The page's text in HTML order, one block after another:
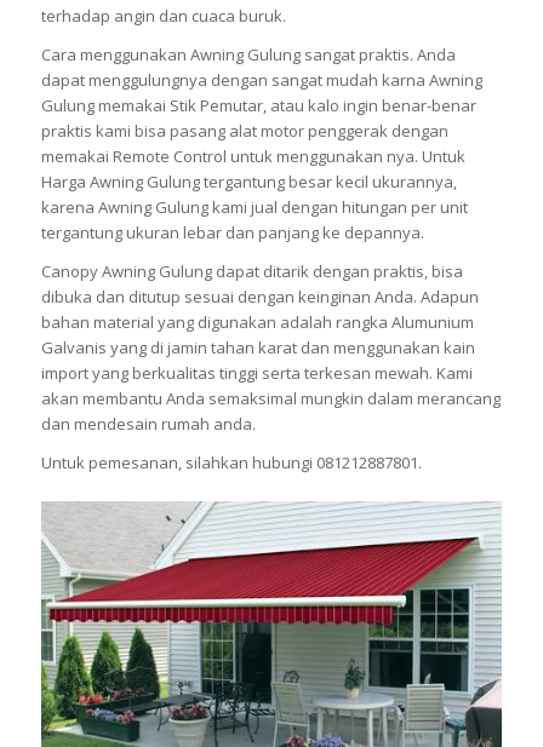
terhadap angin dan cuaca buruk.
Cara menggunakan Awning Gulung sangat praktis. Anda
dapat menggulungnya dengan sangat mudah karna Awning
Gulung memakai Stik Pemutar, atau kalo ingin benar-benar
praktis kami bisa pasang alat motor penggerak dengan
memakai Remote Control untuk menggunakan nya. Untuk
Harga Awning Gulung tergantung besar kecil ukurannya,
karena Awning Gulung kami jual dengan hitungan per unit
tergantung ukuran lebar dan panjang ke depannya.
Canopy Awning Gulung dapat ditarik dengan praktis, bisa
dibuka dan ditutup sesuai dengan keinginan Anda. Adapun
bahan material yang digunakan adalah rangka Alumunium
Galvanis yang di jamin tahan karat dan menggunakan kain
import yang berkualitas tinggi serta terkesan mewah. Kami
akan membantu Anda semaksimal mungkin dalam merancang
dan mendesain rumah anda.
Untuk pemesanan, silahkan hubungi 081212887801.